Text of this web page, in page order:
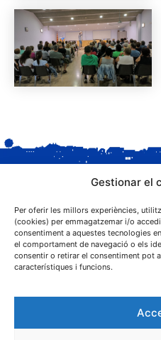
Gestionar el
Per oferir les millors experiències,
(cookies) per emmagatzemar i/o
consentiment a aquestes tecnologies
el comportament de navegació o els
consentir o retirar el consentiment pot
característiques i funcions.
C. Sant Josep, 1
25243 El Palau